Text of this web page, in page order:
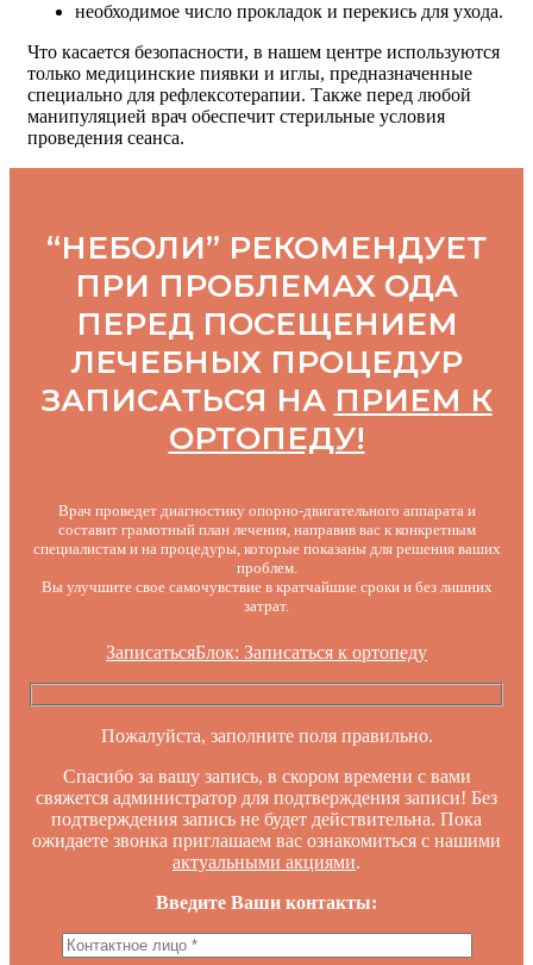
необходимое число прокладок и перекись для ухода.
Что касается безопасности, в нашем центре используются
только медицинские пиявки и иглы, предназначенные
специально для рефлексотерапии. Также перед любой
манипуляцией врач обеспечит стерильные условия
проведения сеанса.
“НЕБОЛИ” РЕКОМЕНДУЕТ
ПРИ ПРОБЛЕМАХ ОДА
ПЕРЕД ПОСЕЩЕНИЕМ
ЛЕЧЕБНЫХ ПРОЦЕДУР
ЗАПИСАТЬСЯ НА ПРИЕМ К
ОРТОПЕДУ!
Врач проведет диагностику опорно-двигательного аппарата и
составит грамотный план лечения, направив вас к конкретным
специалистам и на процедуры, которые показаны для решения ваших
проблем.
Вы улучшите свое самочувствие в кратчайшие сроки и без лишних
затрат.
ЗаписатьсяБлок: Записаться к ортопеду
Пожалуйста, заполните поля правильно.
Спасибо за вашу запись, в скором времени с вами
свяжется администратор для подтверждения записи! Без
подтверждения запись не будет действительна. Пока
ожидаете звонка приглашаем вас ознакомиться с нашими
актуальными акциями.
Введите Ваши контакты: